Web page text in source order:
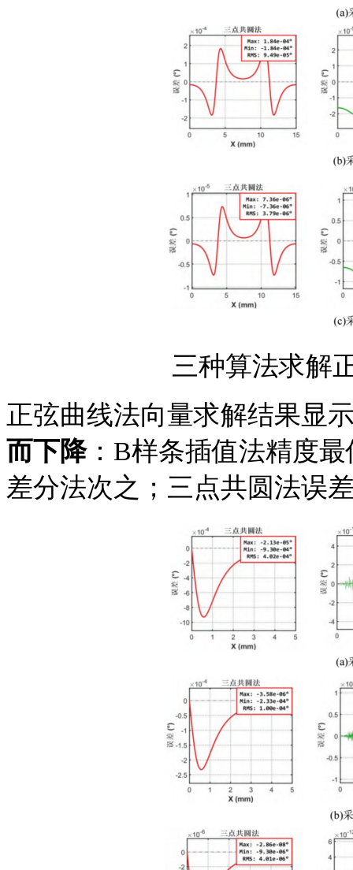
三种算法求解
正弦曲线法向量求解结果显
而下降： B样条插值法精度
差分法次之；三点共圆法误